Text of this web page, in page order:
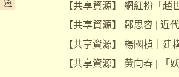
【共享資源】 網紅扮「趙
【共享資源】 鄒思容 | 近
【共享資源】 楊國楨｜建
【共享資源】 黃向春 | 「